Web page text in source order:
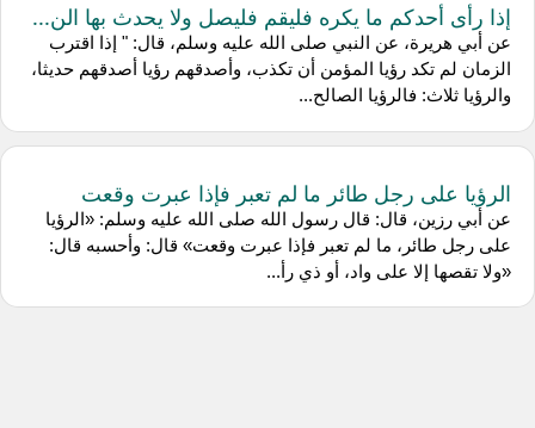
إذا رأى أحدكم ما يكره فليقم فليصل ولا يحدث بها الن...
عن أبي هريرة، عن النبي صلى الله عليه وسلم، قال: " إذا اقترب
الزمان لم تكد رؤيا المؤمن أن تكذب، وأصدقهم رؤيا أصدقهم حديثا،
والرؤيا ثلاث: فالرؤيا الصالح...
الرؤيا على رجل طائر ما لم تعبر فإذا عبرت وقعت
عن أبي رزين، قال: قال رسول الله صلى الله عليه وسلم: «الرؤيا
على رجل طائر، ما لم تعبر فإذا عبرت وقعت» قال: وأحسبه قال:
«ولا تقصها إلا على واد، أو ذي رأ...